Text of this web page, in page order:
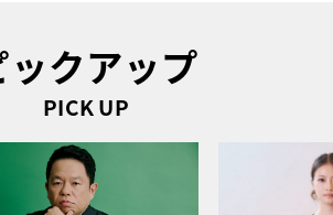
ックアップ
PICK UP